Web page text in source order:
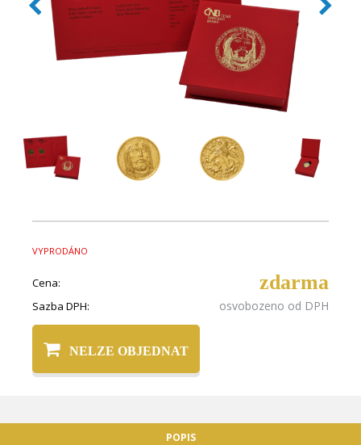
VYPRODÁNO
Cena: zdarma
Sazba DPH: osvobozeno od DPH
NELZE OBJEDNAT
POPIS